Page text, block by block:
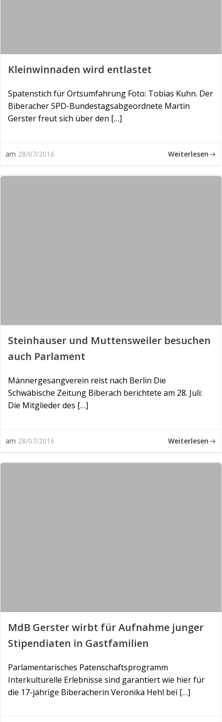
Kleinwinnaden wird entlastet
Spatenstich für Ortsumfahrung Foto: Tobias Kuhn. Der
Biberacher SPD-Bundestagsabgeordnete Martin
Gerster freut sich über den […]
am 28/07/2016 Weiterlesen
Steinhauser und Muttensweiler besuchen
auch Parlament
Män­ner­ge­sang­ver­ein reist nach Ber­lin Die
Schwäbische Zeitung Biberach berichtete am 28. Juli:
Die Mitglieder des […]
am 28/07/2016 Weiterlesen
MdB Gerster wirbt für Aufnahme junger
Stipendiaten in Gastfamilien
Parlamentarisches Patenschaftsprogramm
Interkulturelle Erlebnisse sind garantiert wie hier für
die 17-jährige Biberacherin Veronika Hehl bei […]